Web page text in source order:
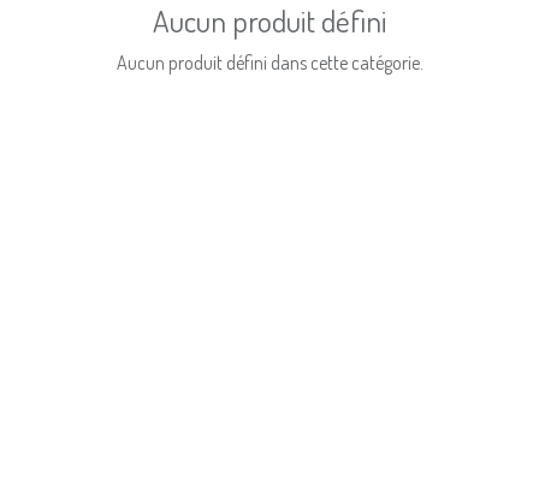
Aucun produit défini
Aucun produit défini dans cette catégorie.